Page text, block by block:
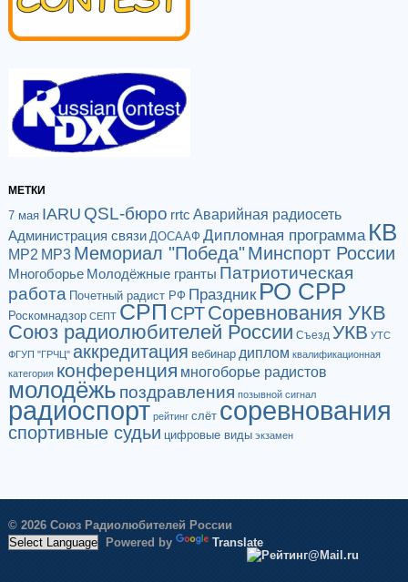
МЕТКИ
7 мая IARU QSL-бюро rrtc Аварийная радиосеть
Администрация связи ДОСААФ Дипломная программа КВ
МР2 МР3 Мемориал "Победа"Минспорт России
Многоборье Молодёжные гранты Патриотическая
работа Почетный радист РФ Праздник РО СРР
Роскомнадзор СЕПТ СРП СРТСоревнования УКВ
Союз радиолюбителей России Съезд УКВ УТС
ФГУП "ГРЧЦ" аккредитация вебинар диплом квалификационная
категория конференция многоборье радистов
молодёжь поздравления позывной сигнал
радиоспорт рейтинг слёт соревнования
спортивные судьи цифровые виды экзамен
© 2026 Союз Радиолюбителей России
Powered by
Translate